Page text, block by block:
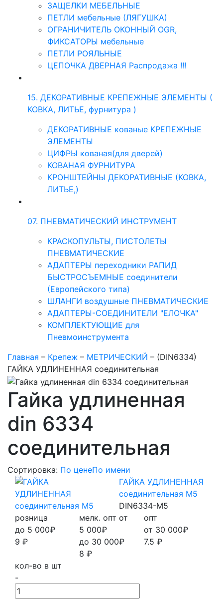
ЗАЩЕЛКИ МЕБЕЛЬНЫЕ
ПЕТЛИ мебельные (ЛЯГУШКА)
ОГРАНИЧИТЕЛЬ ОКОННЫЙ OGR,
ФИКСАТОРЫ мебельные
ПЕТЛИ РОЯЛЬНЫЕ
ЦЕПОЧКА ДВЕРНАЯ Распродажа !!!
15. ДЕКОРАТИВНЫЕ КРЕПЕЖНЫЕ ЭЛЕМЕНТЫ (
КОВКА, ЛИТЬЕ, фурнитура )
ДЕКОРАТИВНЫЕ кованые КРЕПЕЖНЫЕ
ЭЛЕМЕНТЫ
ЦИФРЫ кованая(для дверей)
КОВАНАЯ ФУРНИТУРА
КРОНШТЕЙНЫ ДЕКОРАТИВНЫЕ (КОВКА,
ЛИТЬЕ,)
07. ПНЕВМАТИЧЕСКИЙ ИНСТРУМЕНТ
КРАСКОПУЛЬТЫ, ПИСТОЛЕТЫ
ПНЕВМАТИЧЕСКИЕ
АДАПТЕРЫ переходники РАПИД
БЫСТРОСЪЕМНЫЕ соединители
(Европейского типа)
ШЛАНГИ воздушные ПНЕВМАТИЧЕСКИЕ
АДАПТЕРЫ-СОЕДИНИТЕЛИ "ЕЛОЧКА"
КОМПЛЕКТУЮЩИЕ для
Пневмоинструмента
Главная – Крепеж – МЕТРИЧЕСКИЙ – (DIN6334)
ГАЙКА УДЛИНЕННАЯ соединительная
Гайка удлиненная
din 6334
соединительная
Сортировка: По ценеПо имени
ГАЙКА УДЛИНЕННАЯ
соединительная М5
DIN6334-М5
розница
до 5 000₽
9 ₽
мелк. опт от
5 000₽
до 30 000₽
8₽
опт
от 30 000₽
7.5 ₽
кол-во в шт
-